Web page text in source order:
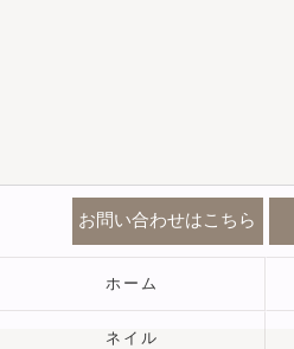
お問い合わせはこちら
ホーム
ネイル